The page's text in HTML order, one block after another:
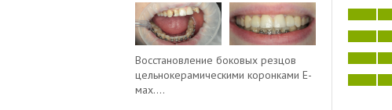
Восстановление боковых резцов
цельнокерамическими коронками Е-
мах....